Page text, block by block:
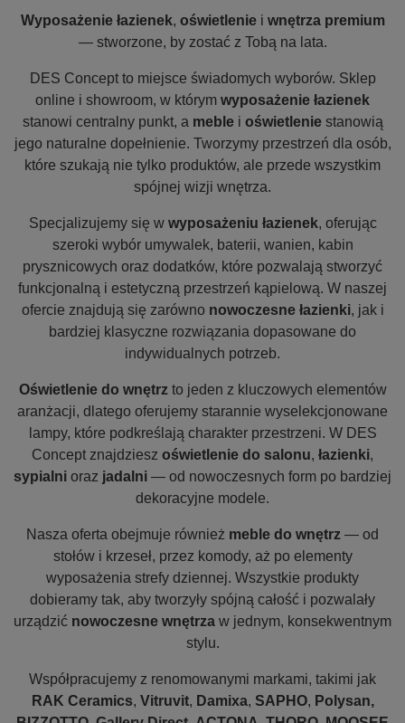
Wyposażenie łazienek, oświetleniei wnętrza premium
— stworzone, by zostać z Tobą na lata.
DES Concept to miejsce świadomych wyborów. Sklep
online i showroom, w którym wyposażenie łazienek
stanowi centralny punkt, a meblei oświetleniestanowią
jego naturalne dopełnienie. Tworzymy przestrzeń dla osób,
które szukają nie tylko produktów, ale przede wszystkim
spójnej wizji wnętrza.
Specjalizujemy się w wyposażeniu łazienek, oferując
szeroki wybór umywalek, baterii, wanien, kabin
prysznicowych oraz dodatków, które pozwalają stworzyć
funkcjonalną i estetyczną przestrzeń kąpielową. W naszej
ofercie znajdują się zarówno nowoczesne łazienki, jak i
bardziej klasyczne rozwiązania dopasowane do
indywidualnych potrzeb.
Oświetlenie do wnętrzto jeden z kluczowych elementów
aranżacji, dlatego oferujemy starannie wyselekcjonowane
lampy, które podkreślają charakter przestrzeni. W DES
Concept znajdziesz oświetlenie do salonu, łazienki,
sypialni oraz jadalni — od nowoczesnych form po bardziej
dekoracyjne modele.
Nasza oferta obejmuje również meble do wnętrz — od
stołów i krzeseł, przez komody, aż po elementy
wyposażenia strefy dziennej. Wszystkie produkty
dobieramy tak, aby tworzyły spójną całość i pozwalały
urządzić nowoczesne wnętrza w jednym, konsekwentnym
stylu.
Współpracujemy z renomowanymi markami, takimi jak
RAK Ceramics, Vitruvit, Damixa, SAPHO, Polysan,